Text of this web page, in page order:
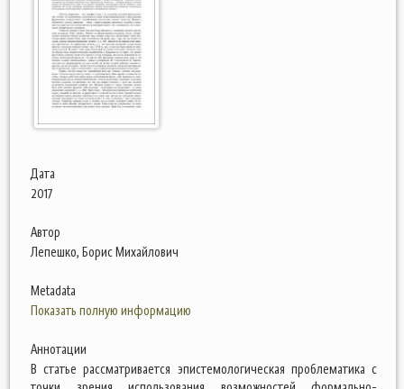
Дата
2017
Автор
Лепешко, Борис Михайлович
Metadata
Показать полную информацию
Аннотации
В статье рассматривается эпистемологическая проблематика с